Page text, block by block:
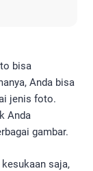
bisa
Anda bisa
jenis foto.
Anda
gambar.
saja,